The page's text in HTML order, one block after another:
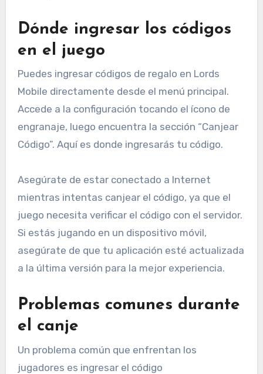
Dónde ingresar los códigos
en el juego
Puedes ingresar códigos de regalo en Lords
Mobile directamente desde el menú principal.
Accede a la configuración tocando el ícono de
engranaje, luego encuentra la sección “Canjear
Código”. Aquí es donde ingresarás tu código.
Asegúrate de estar conectado a Internet
mientras intentas canjear el código, ya que el
juego necesita verificar el código con el servidor.
Si estás jugando en un dispositivo móvil,
asegúrate de que tu aplicación esté actualizada
a la última versión para la mejor experiencia.
Problemas comunes durante
el canje
Un problema común que enfrentan los
jugadores es ingresar el código